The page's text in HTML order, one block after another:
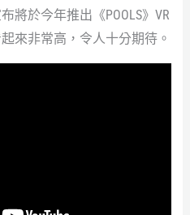
將於今年推出《POOLS》VR
來非常高，令人十分期待。